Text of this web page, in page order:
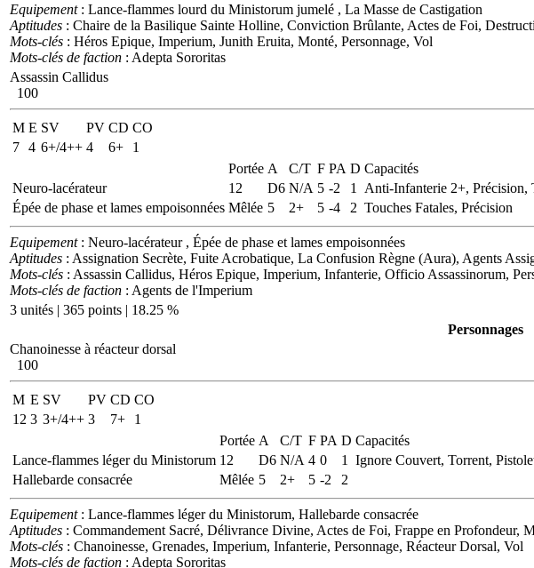
Equipement: Lance-flammes lourd du Ministorum jumelé , La Masse de Castigation
Aptitudes : Chaire de la Basilique Sainte Holline, Conviction Brûlante, Actes de Foi,
Mots-clés : Héros Epique, Imperium, Junith Eruita, Monté, Personnage, Vol
Mots-clés de faction : Adepta Sororitas
Assassin Callidus
100
M E SV PV CD CO
7 4 6+/4++ 4 6+
1
Portée A C/T F PA D Capacités
Neuro-lacérateur
12 D6 N/A 5 -2 1
Anti-Infanterie 2+, Précision,
Épée de phase et lames empoisonnées Mêlée 5 2+ 5 -4 2 Touches Fatales, Précision
Equipement: Neuro-lacérateur , Épée de phase et lames empoisonnées
Aptitudes : Assignation Secrète, Fuite Acrobatique, La Confusion Règne (Aura), Agents
Mots-clés : Assassin Callidus, Héros Epique, Imperium, Infanterie, Officio Assassinorum,
Mots-clés de faction : Agents de l'Imperium
3 unités | 365 points | 18.25 %
Personnages
Chanoinesse à réacteur dorsal
100
M E SV PV CD CO
12 3 3+/4++ 3 7+
1
Portée A C/T F PA D Capacités
Lance-flammes léger du Ministorum 12 D6 N/A 4 0 1
Ignore Couvert, Torrent,
Hallebarde consacrée
Mêlée 5 2+ 5 -2 2
Equipement: Lance-flammes léger du Ministorum, Hallebarde consacrée
Aptitudes : Commandement Sacré, Délivrance Divine, Actes de Foi, Frappe en Profondeur,
Mots-clés : Chanoinesse, Grenades, Imperium, Infanterie, Personnage, Réacteur Dorsal, Vol
Mots-clés de faction : Adepta Sororitas